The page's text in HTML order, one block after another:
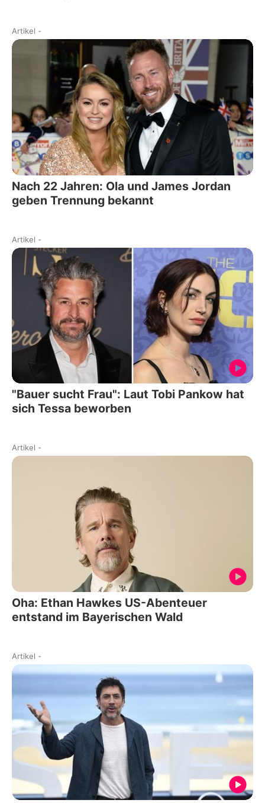
Artikel -
Nach 22 Jahren: Ola und James Jordan
geben Trennung bekannt
Artikel -
"Bauer sucht Frau": Laut Tobi Pankow hat
sich Tessa beworben
Artikel -
Oha: Ethan Hawkes US-Abenteuer
entstand im Bayerischen Wald
Artikel -